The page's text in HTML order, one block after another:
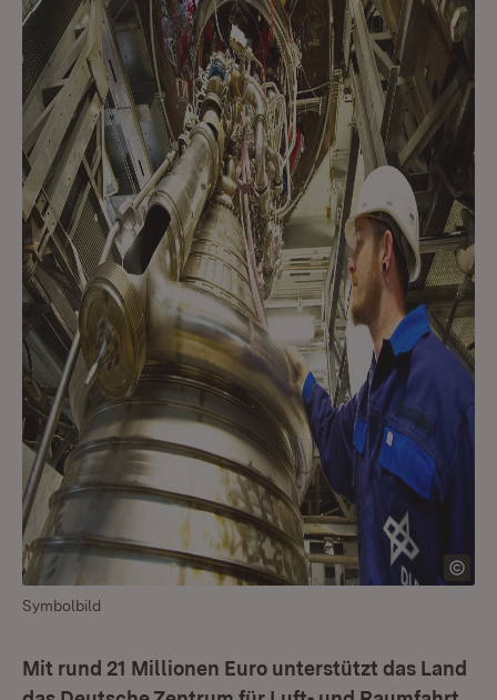
Symbolbild
Mit rund 21 Millionen Euro unterstützt das Land